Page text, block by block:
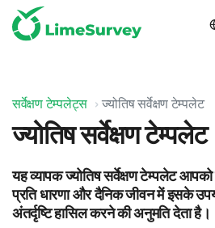
सर्वेक्षण टेम्पलेट्स ज्योतिष सर्वेक्षण टेम्पलेट
ज्योतिष सर्वेक्षण टेम्पलेट
यह व्यापक ज्योतिष सर्वेक्षण टेम्पलेट आपको
प्रति धारणा और दैनिक जीवन में इसके
अंतर्दृष्टि हासिल करने की अनुमति देता है।